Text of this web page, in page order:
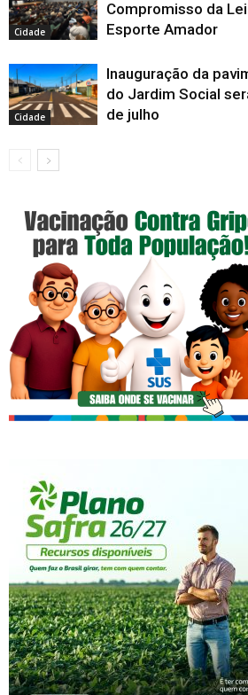
Cidade
Compromisso da
Esporte Amador
Cidade
Inauguração da
do Jardim Social
de julho